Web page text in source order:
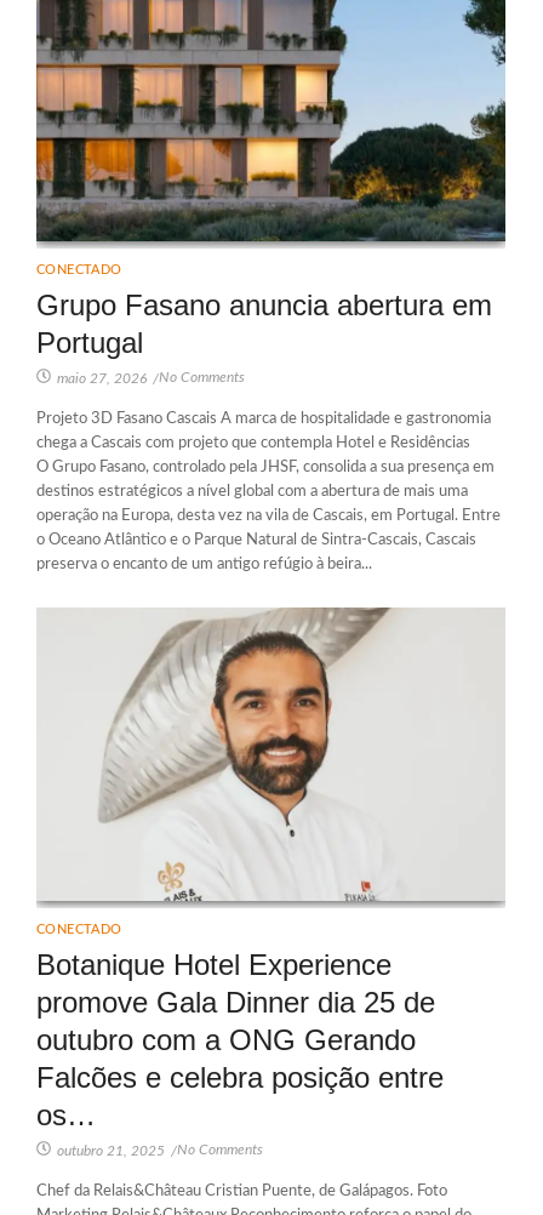
CONECTADO
Grupo Fasano anuncia abertura em
Portugal
maio 27, 2026 /No Comments
Projeto 3D Fasano Cascais A marca de hospitalidade e gastronomia
chega a Cascais com projeto que contempla Hotel e Residências
O Grupo Fasano, controlado pela JHSF, consolida a sua presença em
destinos estratégicos a nível global com a abertura de mais uma
operação na Europa, desta vez na vila de Cascais, em Portugal. Entre
o Oceano Atlântico e o Parque Natural de Sintra-Cascais, Cascais
preserva o encanto de um antigo refúgio à beira...
CONECTADO
Botanique Hotel Experience
promove Gala Dinner dia 25 de
outubro com a ONG Gerando
Falcões e celebra posição entre
os…
outubro 21, 2025 /No Comments
Chef da Relais&Château Cristian Puente, de Galápagos. Foto